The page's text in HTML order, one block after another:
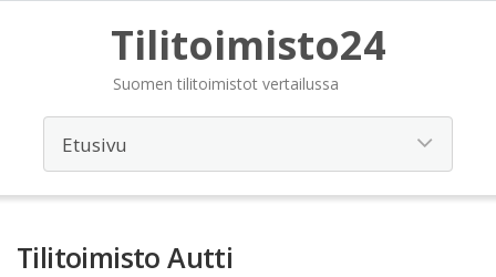
Tilitoimisto24
Suomen tilitoimistot vertailussa
Tilitoimisto Autti